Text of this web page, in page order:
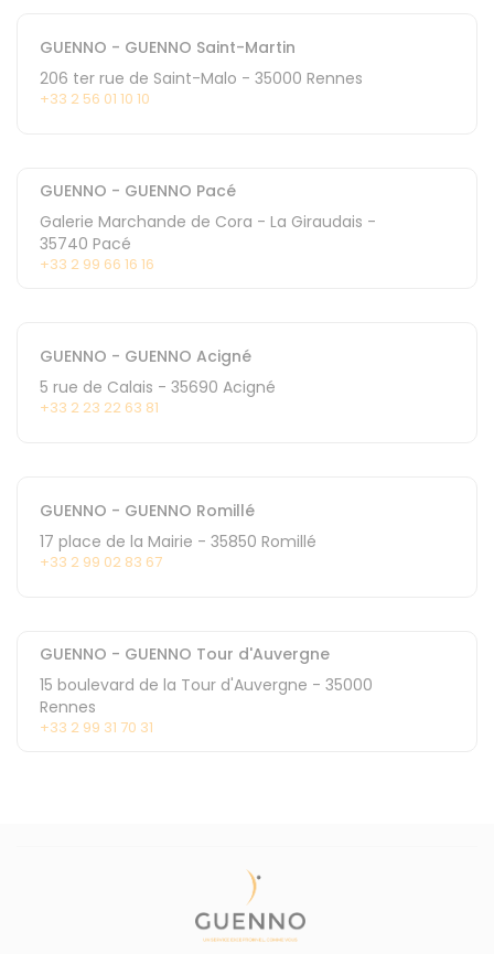
GUENNO - GUENNO Saint-Martin
206 ter rue de Saint-Malo - 35000 Rennes
+33 2 56 01 10 10
GUENNO - GUENNO Pacé
Galerie Marchande de Cora - La Giraudais -
35740 Pacé
+33 2 99 66 16 16
GUENNO - GUENNO Acigné
5 rue de Calais - 35690 Acigné
+33 2 23 22 63 81
GUENNO - GUENNO Romillé
17 place de la Mairie - 35850 Romillé
+33 2 99 02 83 67
GUENNO - GUENNO Tour d'Auvergne
15 boulevard de la Tour d'Auvergne - 35000
Rennes
+33 2 99 31 70 31